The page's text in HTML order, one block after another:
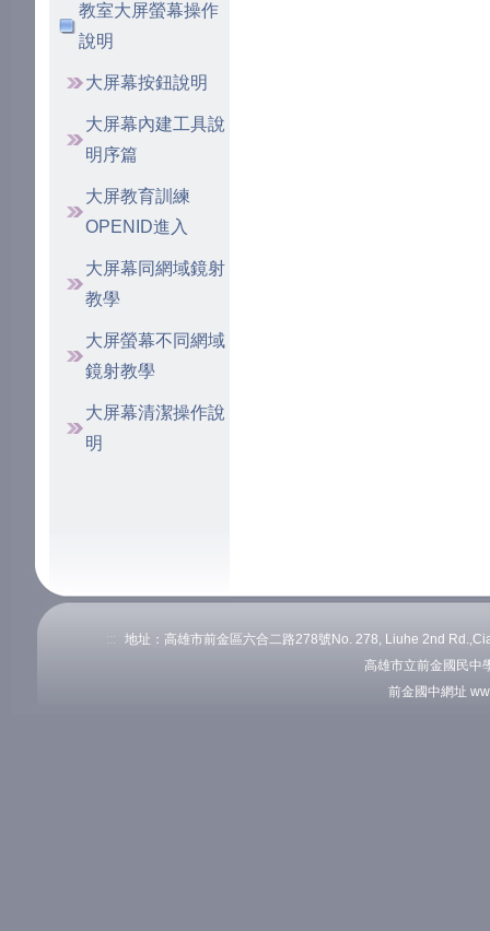
教室大屏螢幕操作
說明
大屏幕按鈕說明
大屏幕內建工具說
明序篇
大屏教育訓練
OPENID進入
大屏幕同網域鏡射
教學
大屏螢幕不同網域
鏡射教學
大屏幕清潔操作說
明
:::
地址：高雄市前金區六合二路278號No. 278, Liuhe 2nd
高雄市立前金國民中
前金國中網址